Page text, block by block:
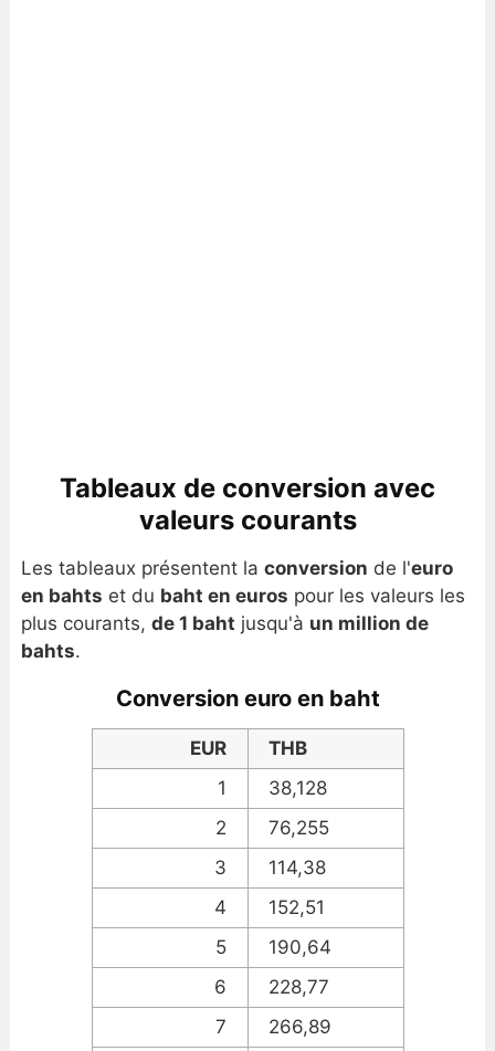
Tableaux de conversion avec
valeurs courants
Les tableaux présentent la conversion de l'euro
en bahts et du baht en euros pour les valeurs les
plus courants, de 1 baht jusqu'à un million de
bahts.
Conversion euro en baht
EUR
THB
1
38,128
2
76,255
3
114,38
4
152,51
5
190,64
6
228,77
7
266,89